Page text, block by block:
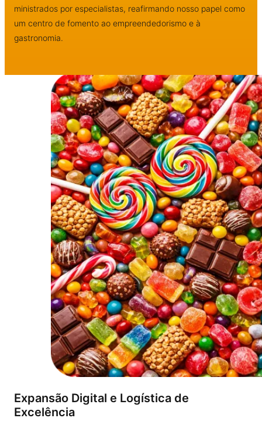
ministrados por especialistas, reafirmando nosso papel como
um centro de fomento ao empreendedorismo e à
gastronomia.
Expansão Digital e Logística de
Excelência